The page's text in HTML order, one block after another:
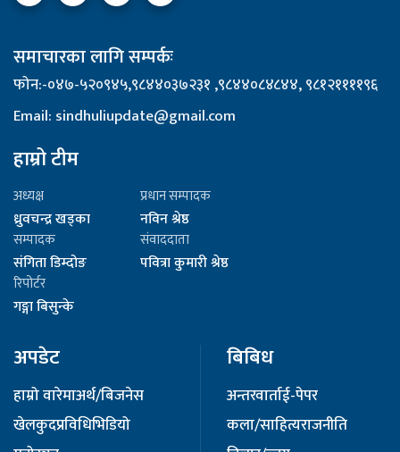
समाचारका लागि सम्पर्कः
फोन:-०४७-५२०९४५,९८४४०३७२३१ ,९८४४०८४८४४, ९८१२११११९६
Email: sindhuliupdate@gmail.com
हाम्रो टीम
अध्यक्ष
ध्रुवचन्द्र खड्का
प्रधान सम्पादक
नविन श्रेष्ठ
सम्पादक
संगिता डिम्दोङ
संवाददाता
पवित्रा कुमारी श्रेष्ठ
रिपोर्टर
गङ्गा बिसुन्के
अपडेट
हाम्रो वारेमाअर्थ/बिजनेस
खेलकुदप्रविधिभिडियो
बिबिध
अन्तरवार्ताई-पेपर
कला/साहित्यराजनीति